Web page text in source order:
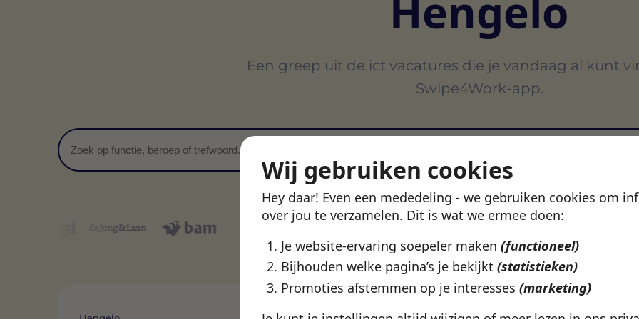
Wij gebruiken cookies
Hey daar! Even een mededeling - we gebruiken cookies om
over jou te verzamelen. Dit is wat we ermee doen:
Je website-ervaring soepeler maken (functioneel)
Bijhouden welke pagina’s je bekijkt (statistieken)
Promoties afstemmen op je interesses (marketing)
Een greep uit de ict vacatures die je vandaag al kunt
Swipe4Work-app.
Zoeken
VERTROUWD DOOR 500+ WERKGEVERS IN